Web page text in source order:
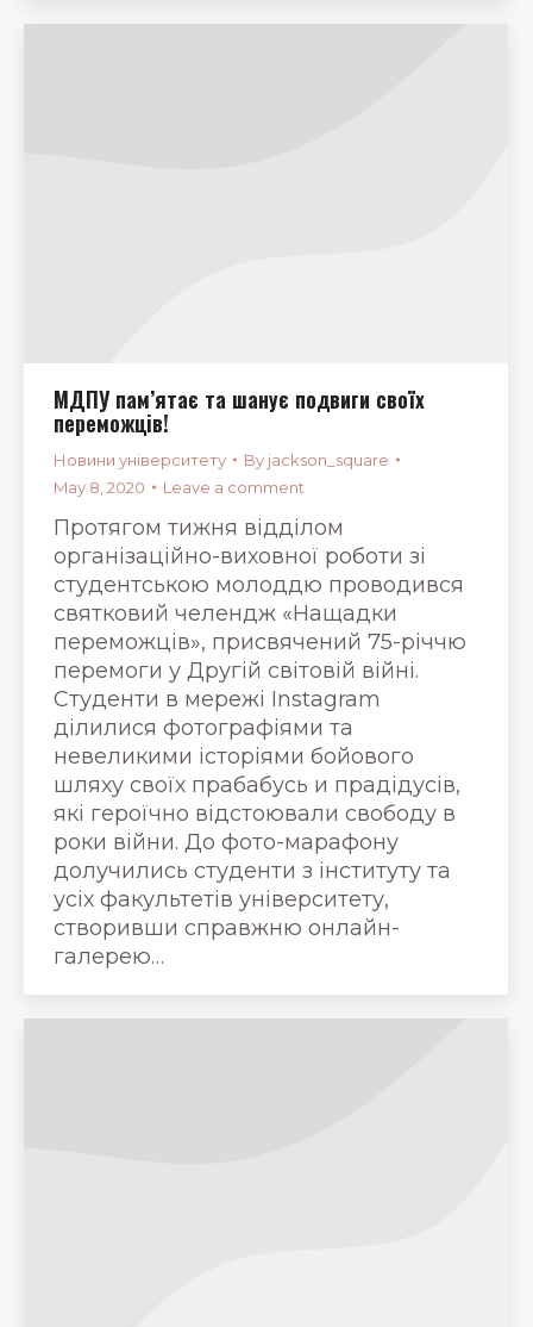
МДПУ пам’ятає та шанує подвиги своїх
переможців!
Новини університету By jackson_square
May 8, 2020
Leave a comment
Протягом тижня відділом
організаційно-виховної роботи зі
студентською молоддю проводився
святковий челендж «Нащадки
переможців», присвячений 75-річчю
перемоги у Другій світовій війні.
Студенти в мережі Instagram
ділилися фотографіями та
невеликими історіями бойового
шляху своїх прабабусь и прадідусів,
які героїчно відстоювали свободу в
роки війни. До фото-марафону
долучились студенти з інституту та
усіх факультетів університету,
створивши справжню онлайн-
галерею…